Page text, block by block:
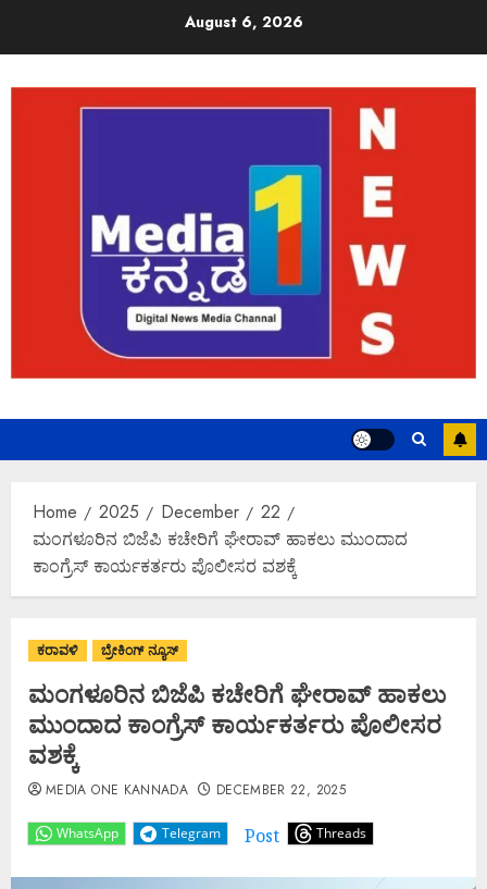
August 6, 2026
Home 2025 December
22
ಮಂಗಳೂರಿನ ಬಿಜೆಪಿ ಕಚೇರಿಗೆ ಘೇರಾವ್ ಹಾಕಲು ಮುಂದಾದ
ಕಾಂಗ್ರೆಸ್ ಕಾರ್ಯಕರ್ತರು ಪೊಲೀಸರ ವಶಕ್ಕೆ
ಕರಾವಳಿ ಬ್ರೇಕಿಂಗ್ ನ್ಯೂಸ್
ಮಂಗಳೂರಿನ ಬಿಜೆಪಿ ಕಚೇರಿಗೆ ಘೇರಾವ್ ಹಾಕಲು
ಮುಂದಾದ ಕಾಂಗ್ರೆಸ್ ಕಾರ್ಯಕರ್ತರು ಪೊಲೀಸರ
ವಶಕ್ಕೆ
WhatsApp Telegram Post Threads
MEDIA ONE KANNADA DECEMBER 22, 2025